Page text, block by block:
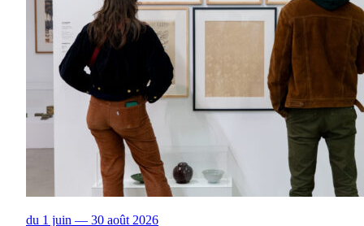
du 1 juin — 30 août 2026